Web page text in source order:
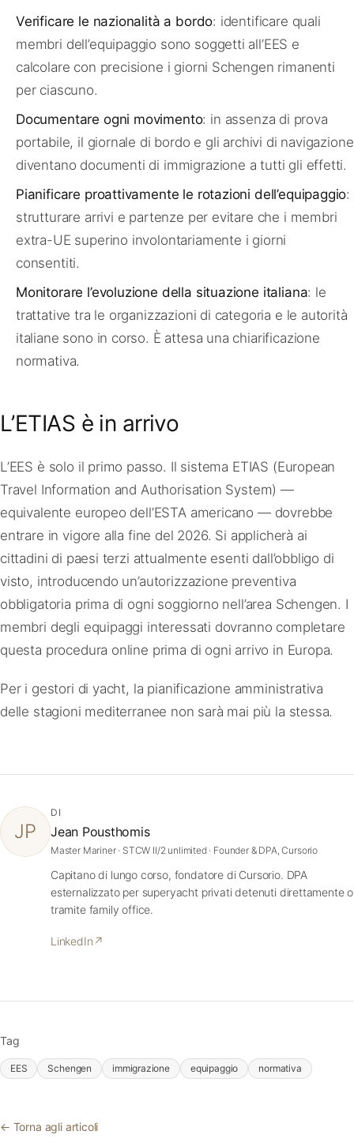
Verificare le nazionalità a bordo: identificare quali
membri dell’equipaggio sono soggetti all’EES e
calcolare con precisione i giorni Schengen rimanenti
per ciascuno.
Documentare ogni movimento: in assenza di prova
portabile, il giornale di bordo e gli archivi di navigazione
diventano documenti di immigrazione a tutti gli effetti.
Pianificare proattivamente le rotazioni dell’equipaggio:
strutturare arrivi e partenze per evitare che i membri
extra-UE superino involontariamente i giorni
consentiti.
Monitorare l’evoluzione della situazione italiana: le
trattative tra le organizzazioni di categoria e le autorità
italiane sono in corso. È attesa una chiarificazione
normativa.
L’ETIAS è in arrivo
L’EES è solo il primo passo. Il sistema ETIAS (European
Travel Information and Authorisation System) —
equivalente europeo dell’ESTA americano — dovrebbe
entrare in vigore alla fine del 2026. Si applicherà ai
cittadini di paesi terzi attualmente esenti dall’obbligo di
visto, introducendo un’autorizzazione preventiva
obbligatoria prima di ogni soggiorno nell’area Schengen. I
membri degli equipaggi interessati dovranno completare
questa procedura online prima di ogni arrivo in Europa.
Per i gestori di yacht, la pianificazione amministrativa
delle stagioni mediterranee non sarà mai più la stessa.
JP
DI
Jean Pousthomis
Master Mariner · STCW II/2 unlimited · Founder & DPA, Cursorio
Capitano di lungo corso, fondatore di Cursorio. DPA
esternalizzato per superyacht privati detenuti direttamente o
tramite family office.
LinkedIn ↗
Tag
EES Schengen immigrazione equipaggio normativa
← Torna agli articoli